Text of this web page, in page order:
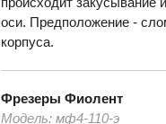
оси. Предположение -
корпуса.
Фрезеры Фиолент
Модель: мф4-110-э